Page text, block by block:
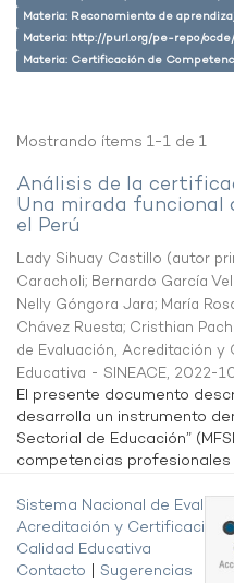
Materia: Reconomiento de
Materia: http://purl.org/pe-repo/
Materia: Certificación de
Mostrando ítems 1-1 de 1
Análisis de la
Una mirada funcional
el Perú
Lady Sihuay Castillo (autor
Caracholi; Bernardo García
Nelly Góngora Jara; María
Chávez Ruesta; Cristhian
de Evaluación, Acreditación
Educativa - SINEACE, 2022-
El presente documento
desarrolla un instrumento
Sectorial de Educación”
competencias profesionales
Sistema Nacional de
Acreditación y Certificación
Calidad Educativa
Contacto
Sugerencias